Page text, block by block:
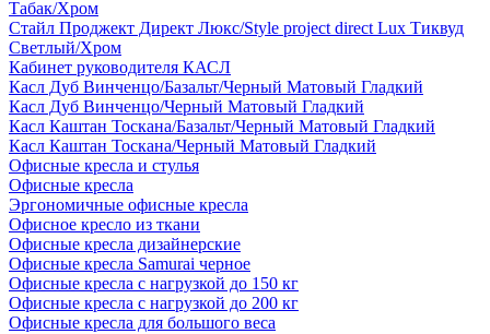
Табак/Хром
Стайл Проджект Директ Люкс/Style project direct Lux Тиквуд
Светлый/Хром
Кабинет руководителя КАСЛ
Касл Дуб Винченцо/Базальт/Черный Матовый Гладкий
Касл Дуб Винченцо/Черный Матовый Гладкий
Касл Каштан Тоскана/Базальт/Черный Матовый Гладкий
Касл Каштан Тоскана/Черный Матовый Гладкий
Офисные кресла и стулья
Офисные кресла
Эргономичные офисные кресла
Офисное кресло из ткани
Офисные кресла дизайнерские
Офисные кресла Samurai черное
Офисные кресла с нагрузкой до 150 кг
Офисные кресла с нагрузкой до 200 кг
Офисные кресла для большого веса